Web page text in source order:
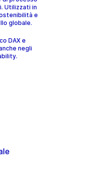
Utilizzati in
e
globale.
DAX e
negli